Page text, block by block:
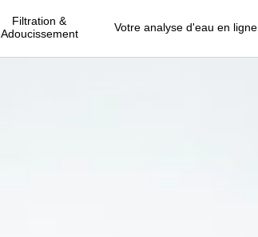
Filtration &
Adoucissement
Votre analyse d'eau en ligne